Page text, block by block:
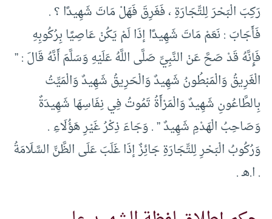
رَكِبَ الْبَحْرَ لِلتِّجَارَةِ ، فَغَرِقَ فَهَلْ مَاتَ شَهِيدًا ؟ .
فَأَجَابَ : نَعَمْ مَاتَ شَهِيدًا إذَا لَمْ يَكُنْ عَاصِيًا بِرُكُوبِهِ
فَإِنَّهُ قَدْ صَحَّ عَنْ النَّبِيِّ صَلَّى اللَّهُ عَلَيْهِ وَسَلَّمَ أَنَّهُ قَالَ : ”
الْغَرِيقُ وَالْمَبْطُونُ شَهِيدٌ وَالْحَرِيقُ شَهِيدٌ وَالْمَيِّتُ
بِالطَّاعُونِ شَهِيدٌ وَالْمَرْأَةُ تَمُوتُ فِي نِفَاسِهَا شَهِيدَةٌ
وَصَاحِبُ الْهَدْمِ شَهِيدٌ ” . وَجَاءَ ذِكْرُ غَيْرِ هَؤُلَاءِ .
وَرُكُوبُ الْبَحْرِ لِلتِّجَارَةِ جَائِزٌ إذَا غَلَبَ عَلَى الظَّنِّ السَّلَامَةُ
. ا.هـ .